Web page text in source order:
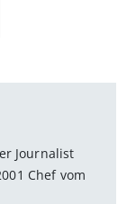
Journalist
Chef vom